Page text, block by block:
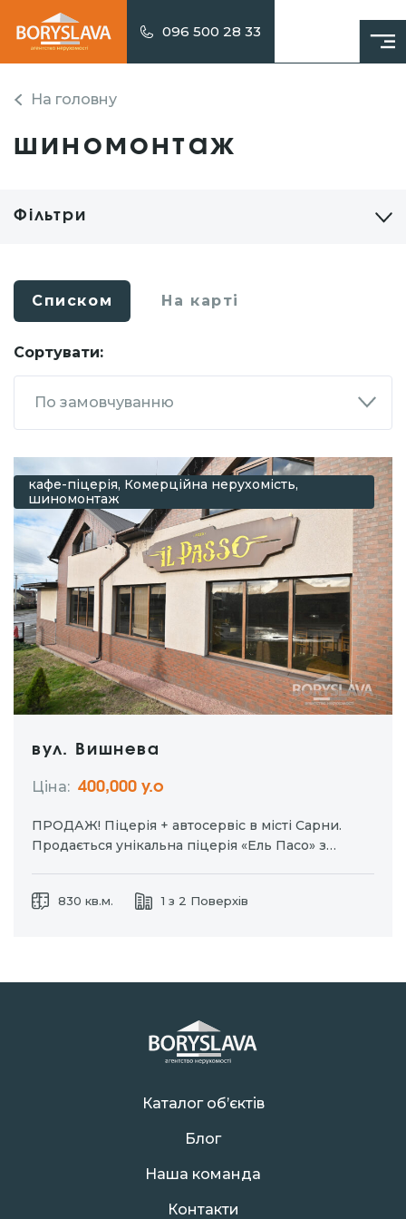
096 500 28 33
На головну
шиномонтаж
Фільтри
Списком На карті
Сортувати:
По замовчуванню
кафе-піцерія, Комерційна нерухомість,
шиномонтаж
вул. Вишнева
Ціна: 400,000 у.о
ПРОДАЖ! Піцерія + автосервіс в місті Сарни.
Продається унікальна піцерія «Ель Пасо» з
м2 Два зали, + банкетний зал, до 80 посадочних
830 кв.м. 1 з 2 Поверхів
Каталог об’єктів
Блог
Наша команда
Контакти